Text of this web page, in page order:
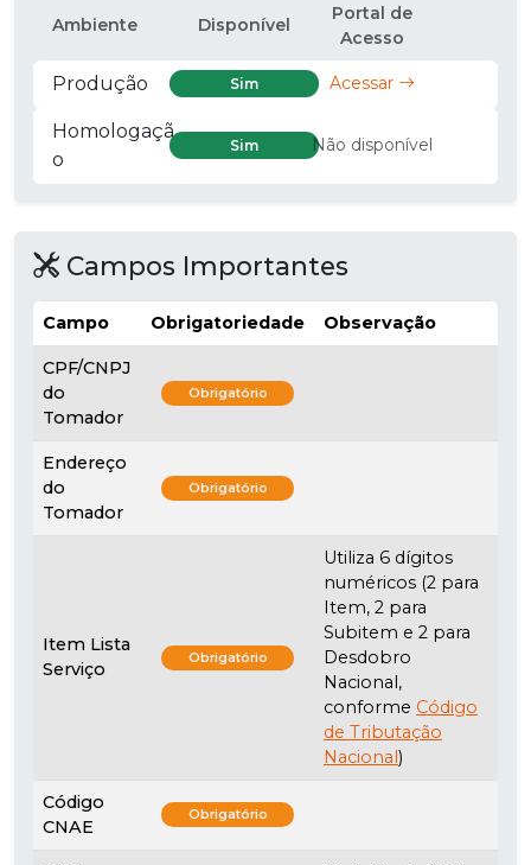
Ambiente Disponível
Portal de
Acesso
Produção Sim Acessar
Homologaçã
o
Sim Não disponível
Campos Importantes
Campo Obrigatoriedade Observação
CPF/CNPJ
do
Tomador
Obrigatório
Endereço
do
Tomador
Obrigatório
Item Lista
Serviço
Obrigatório
Utiliza 6 dígitos
numéricos (2 para
Item, 2 para
Subitem e 2 para
Desdobro
Nacional,
conforme Código
de Tributação
Nacional)
Código
CNAE
Obrigatório